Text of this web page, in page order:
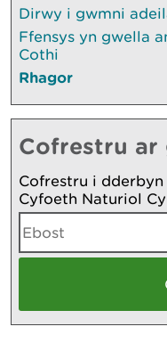
Dirwy i gwmni
Ffensys yn gwella
Cothi
Rhagor
Cofrestru
Cofrestru i
Cyfoeth Naturiol